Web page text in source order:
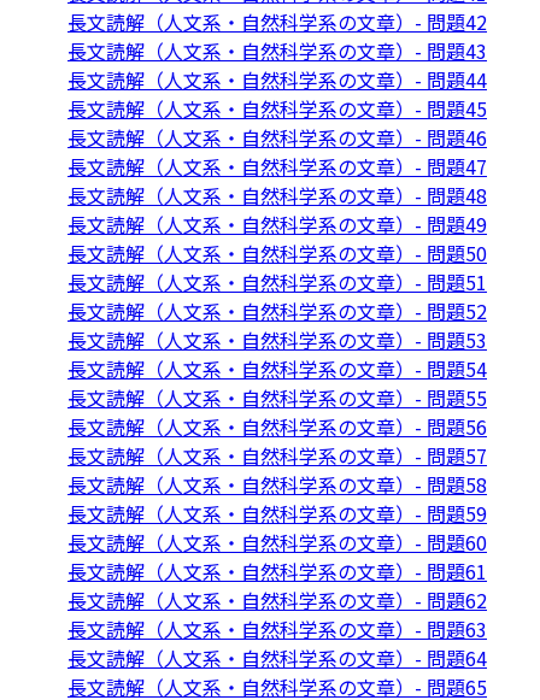
長文読解（人文系・自然科学系の文章）- 問題42
長文読解（人文系・自然科学系の文章）- 問題43
長文読解（人文系・自然科学系の文章）- 問題44
長文読解（人文系・自然科学系の文章）- 問題45
長文読解（人文系・自然科学系の文章）- 問題46
長文読解（人文系・自然科学系の文章）- 問題47
長文読解（人文系・自然科学系の文章）- 問題48
長文読解（人文系・自然科学系の文章）- 問題49
長文読解（人文系・自然科学系の文章）- 問題50
長文読解（人文系・自然科学系の文章）- 問題51
長文読解（人文系・自然科学系の文章）- 問題52
長文読解（人文系・自然科学系の文章）- 問題53
長文読解（人文系・自然科学系の文章）- 問題54
長文読解（人文系・自然科学系の文章）- 問題55
長文読解（人文系・自然科学系の文章）- 問題56
長文読解（人文系・自然科学系の文章）- 問題57
長文読解（人文系・自然科学系の文章）- 問題58
長文読解（人文系・自然科学系の文章）- 問題59
長文読解（人文系・自然科学系の文章）- 問題60
長文読解（人文系・自然科学系の文章）- 問題61
長文読解（人文系・自然科学系の文章）- 問題62
長文読解（人文系・自然科学系の文章）- 問題63
長文読解（人文系・自然科学系の文章）- 問題64
長文読解（人文系・自然科学系の文章）- 問題65